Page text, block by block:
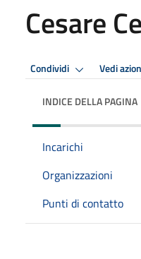
Cesare
Condividi Vedi
INDICE DELLA PAGINA
Incarichi
Organizzazioni
Punti di contatto